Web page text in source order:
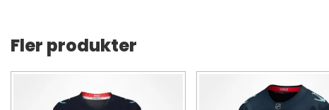
Fler produkter